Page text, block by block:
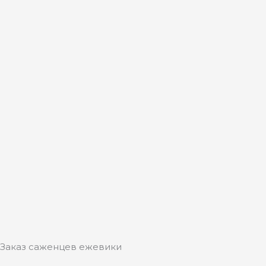
Заказ саженцев ежевики